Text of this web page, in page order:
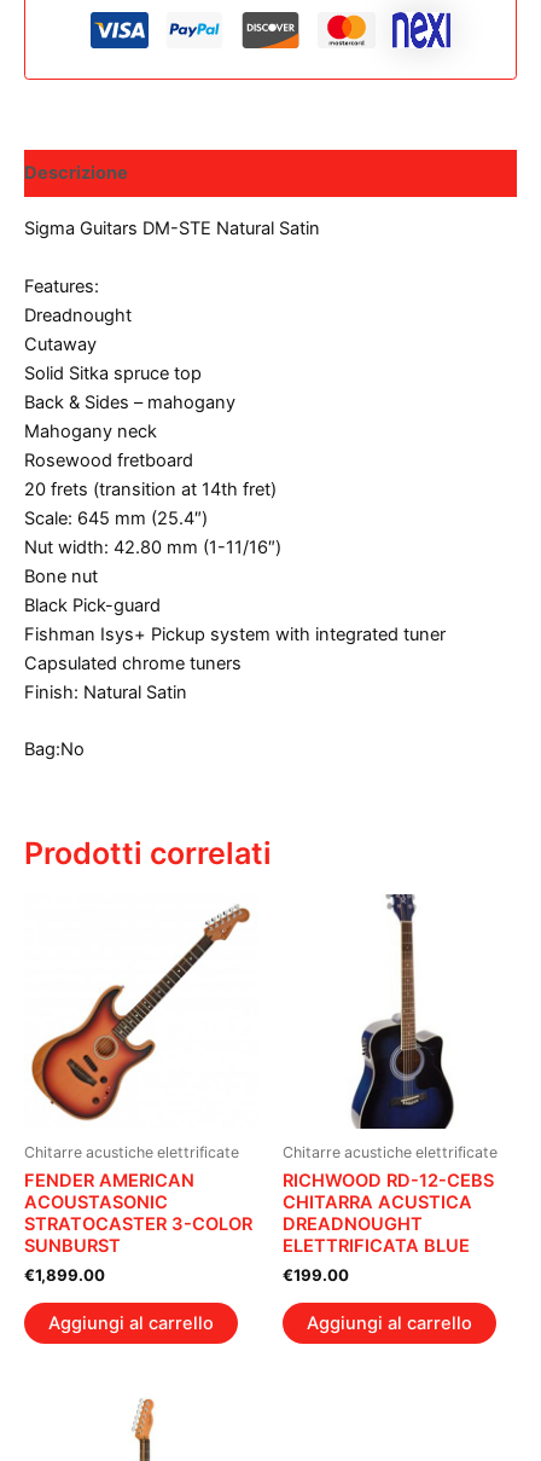
Descrizione
Sigma Guitars DM-STE Natural Satin
Features:
Dreadnought
Cutaway
Solid Sitka spruce top
Back & Sides – mahogany
Mahogany neck
Rosewood fretboard
20 frets (transition at 14th fret)
Scale: 645 mm (25.4″)
Nut width: 42.80 mm (1-11/16″)
Bone nut
Black Pick-guard
Fishman Isys+ Pickup system with integrated tuner
Capsulated chrome tuners
Finish: Natural Satin
Bag:No
Prodotti correlati
Chitarre acustiche elettrificate
FENDER AMERICAN
ACOUSTASONIC
STRATOCASTER 3-COLOR
SUNBURST
€1,899.00
Aggiungi al carrello
Chitarre acustiche elettrificate
RICHWOOD RD-12-CEBS
CHITARRA ACUSTICA
DREADNOUGHT
ELETTRIFICATA BLUE
€199.00
Aggiungi al carrello